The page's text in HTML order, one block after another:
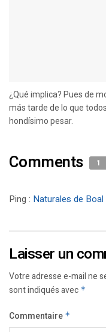
¿Qué implica? Pues de
más tarde de lo que
hondísimo pesar.
Comments 1
Ping : Naturales de
Laisser un
Votre adresse e-mail ne
sont indiqués avec *
Commentaire *